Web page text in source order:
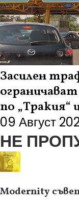
Засилен
по „Тракия“
09 Август
НЕ
Modernity